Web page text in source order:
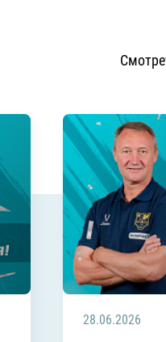
28.06.2026